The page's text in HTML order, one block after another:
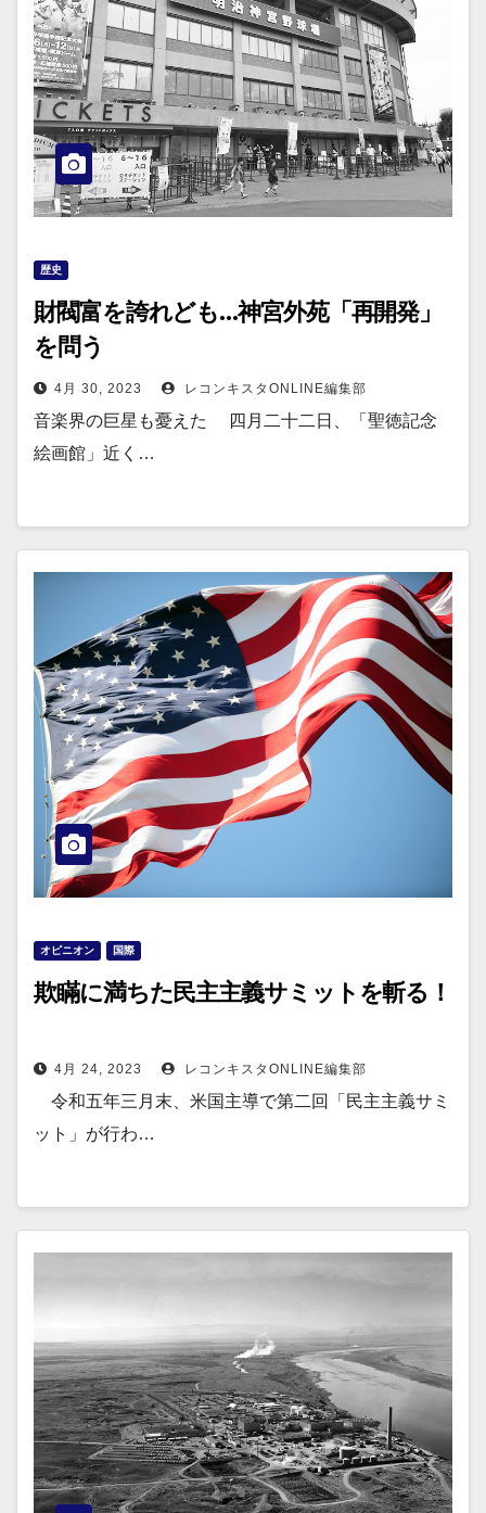
歴史
財閥富を誇れども…神宮外苑「再開発」
を問う
4月 30, 2023 レコンキスタONLINE編集部
音楽界の巨星も憂えた 四月二十二日、「聖徳記念
絵画館」近く…
オピニオン 国際
欺瞞に満ちた民主主義サミットを斬る！
4月 24, 2023 レコンキスタONLINE編集部
令和五年三月末、米国主導で第二回「民主主義サミ
ット」が行わ…